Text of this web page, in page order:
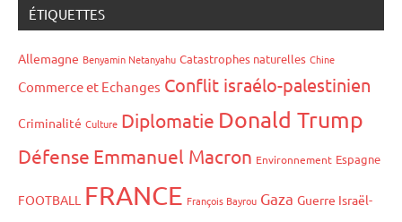
ÉTIQUETTES
Allemagne Benyamin Netanyahu Catastrophes naturelles Chine
Commerce et Echanges Conflit israélo-palestinien
Criminalité Culture Diplomatie Donald Trump
Défense Emmanuel Macron Environnement Espagne
FOOTBALL FRANCE François Bayrou Gaza Guerre Israël-